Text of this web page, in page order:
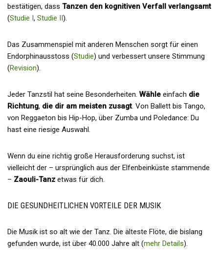
bestätigen, dass Tanzen den kognitiven Verfall verlangsamt
(Studie I, Studie II).
Das Zusammenspiel mit anderen Menschen sorgt für einen
Endorphinausstoss (Studie) und verbessert unsere Stimmung
(Revision).
Jeder Tanzstil hat seine Besonderheiten. Wähle einfach die
Richtung, die dir am meisten zusagt. Von Ballett bis Tango,
von Reggaeton bis Hip-Hop, über Zumba und Poledance: Du
hast eine riesige Auswahl.
Wenn du eine richtig große Herausforderung suchst, ist
vielleicht der – ursprünglich aus der Elfenbeinküste stammende
– Zaouli-Tanz etwas für dich.
DIE GESUNDHEITLICHEN VORTEILE DER MUSIK
Die Musik ist so alt wie der Tanz. Die älteste Flöte, die bislang
gefunden wurde, ist über 40.000 Jahre alt (mehr Details).